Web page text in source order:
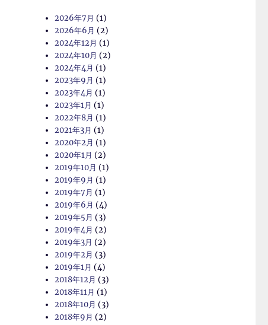
2026年7月 (1)
2026年6月 (2)
2024年12月 (1)
2024年10月 (2)
2024年4月 (1)
2023年9月 (1)
2023年4月 (1)
2023年1月 (1)
2022年8月 (1)
2021年3月 (1)
2020年2月 (1)
2020年1月 (2)
2019年10月 (1)
2019年9月 (1)
2019年7月 (1)
2019年6月 (4)
2019年5月 (3)
2019年4月 (2)
2019年3月 (2)
2019年2月 (3)
2019年1月 (4)
2018年12月 (3)
2018年11月 (1)
2018年10月 (3)
2018年9月 (2)